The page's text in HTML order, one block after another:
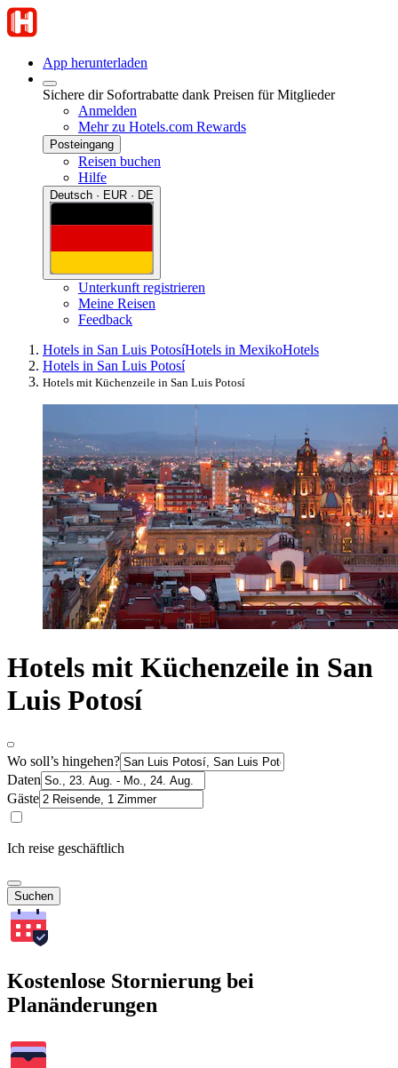
App herunterladen
Sichere dir Sofortrabatte dank Preisen für Mitglieder
Anmelden
Mehr zu Hotels.com Rewards
Posteingang
Reisen buchen
Hilfe
Deutsch · EUR · DE
Unterkunft registrieren
Meine Reisen
Feedback
Hotels in San Luis PotosíHotels in MexikoHotels
Hotels in San Luis Potosí
Hotels mit Küchenzeile in San Luis Potosí
Hotels mit Küchenzeile in San
Luis Potosí
Wo soll’s hingehen?
Daten
Gäste
Ich reise geschäftlich
Suchen
Kostenlose Stornierung bei
Planänderungen